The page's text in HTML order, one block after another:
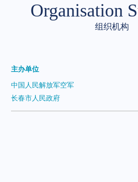
Organisation
组织机构
主办单位
中国人民解放军空军
长春市人民政府